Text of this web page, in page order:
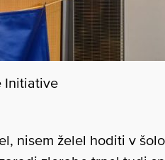
Initiative
nisem želel hoditi v